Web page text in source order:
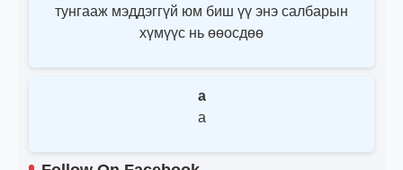
тунгааж мэддэггүй юм биш үү энэ салбарын
хүмүүс нь өөосдөө
a
a